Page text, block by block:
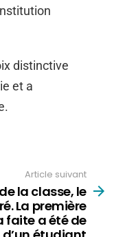
distinctive
et a
Article suivant
la classe, le
La première
faite a été de